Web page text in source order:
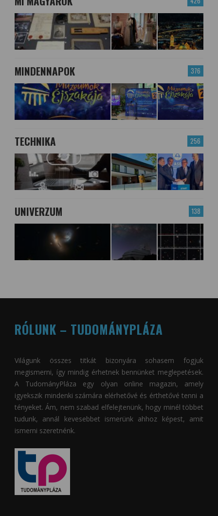
376
MINDENNAPOK
256
TECHNIKA
138
UNIVERZUM
RÓLUNK – TUDOMÁNYPLÁZA
Világunk összes titkát bizonyára sohasem fogjuk
megismerni, így mindig érhetnek bennünket meglepetések.
A TudományPláza egy olyan online magazin, amely
igyekszik mindenki számára elérhetővé és érthetővé tenni a
tényeket. Ám, nem szabad elfelejtenünk, hogy minél többet
tudunk, annál kevesebbet ismerünk ahhoz képest, amit
ismerni szeretnénk.